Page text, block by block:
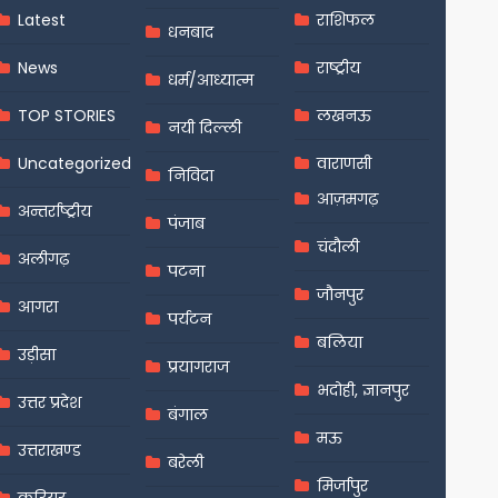
Latest
News
TOP STORIES
Uncategorized
अन्तर्राष्ट्रीय
अलीगढ़
आगरा
उड़ीसा
उत्तर प्रदेश
उत्तराखण्ड
धनबाद
धर्म/आध्यात्म
नयी दिल्ली
निविदा
पंजाब
पटना
पर्यटन
प्रयागराज
बंगाल
बरेली
राशिफल
राष्ट्रीय
लखनऊ
वाराणसी
आज़मगढ़
चंदौली
जौनपुर
बलिया
भदोही, ज्ञानपुर
मऊ
मिर्जापुर